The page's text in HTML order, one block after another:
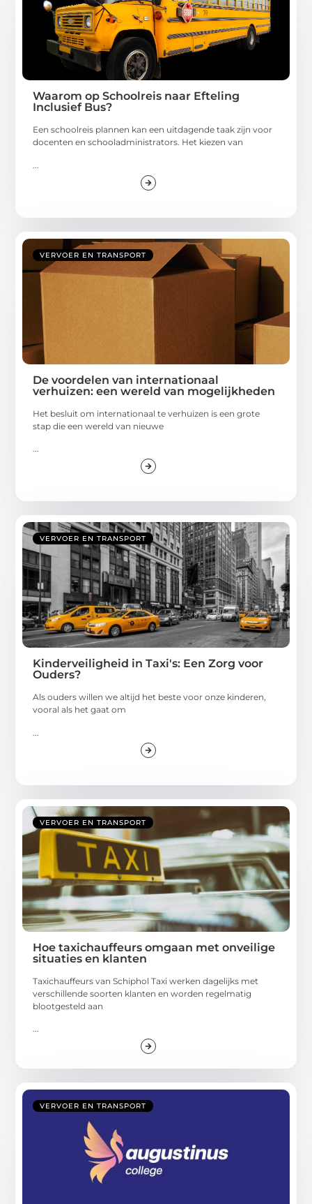
Waarom op Schoolreis naar Efteling
Inclusief Bus?
Een schoolreis plannen kan een uitdagende taak zijn voor
docenten en schooladministrators. Het kiezen van
VERVOER EN TRANSPORT
De voordelen van internationaal
verhuizen: een wereld van mogelijkheden
Het besluit om internationaal te verhuizen is een grote
stap die een wereld van nieuwe
...
VERVOER EN TRANSPORT
Kinderveiligheid in Taxi's: Een Zorg voor
Ouders?
Als ouders willen we altijd het beste voor onze kinderen,
vooral als het gaat om
VERVOER EN TRANSPORT
Hoe taxichauffeurs omgaan met onveilige
situaties en klanten
Taxichauffeurs van Schiphol Taxi werken dagelijks met
verschillende soorten klanten en worden regelmatig
blootgesteld aan
VERVOER EN TRANSPORT